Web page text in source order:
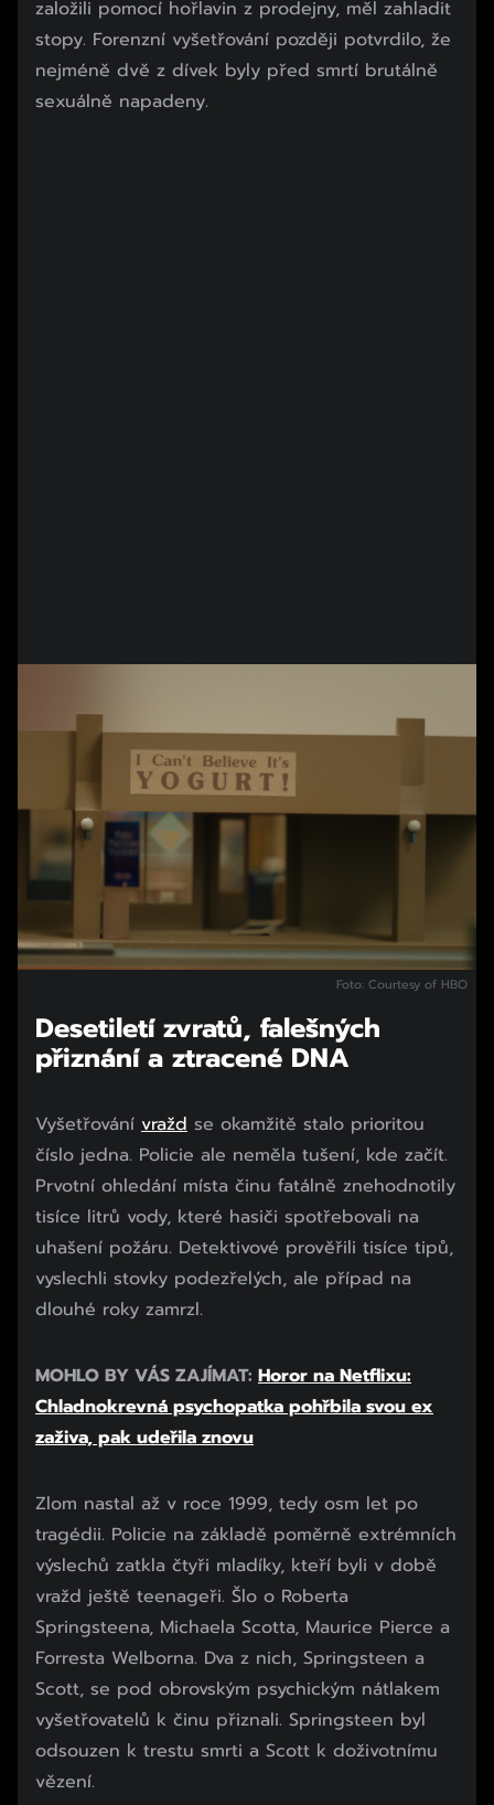
založili pomocí hořlavin z prodejny, měl zahladit
stopy. Forenzní vyšetřování později potvrdilo, že
nejméně dvě z dívek byly před smrtí brutálně
sexuálně napadeny.
Foto: Courtesy of HBO
Desetiletí zvratů, falešných
přiznání a ztracené DNA
Vyšetřování vražd se okamžitě stalo prioritou
číslo jedna. Policie ale neměla tušení, kde začít.
Prvotní ohledání místa činu fatálně znehodnotily
tisíce litrů vody, které hasiči spotřebovali na
uhašení požáru. Detektivové prověřili tisíce tipů,
vyslechli stovky podezřelých, ale případ na
dlouhé roky zamrzl.
MOHLO BY VÁS ZAJÍMAT: Horor na Netflixu:
Chladnokrevná psychopatka pohřbila svou ex
zaživa, pak udeřila znovu
Zlom nastal až v roce 1999, tedy osm let po
tragédii. Policie na základě poměrně extrémních
výslechů zatkla čtyři mladíky, kteří byli v době
vražd ještě teenageři. Šlo o Roberta
Springsteena, Michaela Scotta, Maurice Pierce a
Forresta Welborna. Dva z nich, Springsteen a
Scott, se pod obrovským psychickým nátlakem
vyšetřovatelů k činu přiznali. Springsteen byl
odsouzen k trestu smrti a Scott k doživotnímu
vězení.